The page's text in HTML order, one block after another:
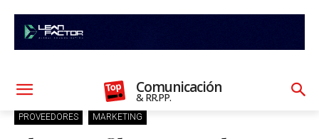
Comunicación
& RR.PP.
PROVEEDORES MARKETING